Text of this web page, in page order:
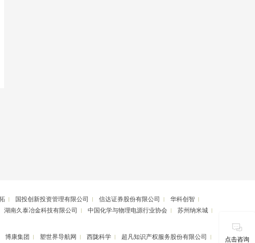
国投创新投资管理有限公司 信达证券股份有限公司
华科创智
湖南久泰冶金科技有限公司 中国化学与物理电源行业协会
苏州纳米城
博康集团 塑世界导航网 西陇科学 超凡知识产权服务股份有限公司 点击咨询